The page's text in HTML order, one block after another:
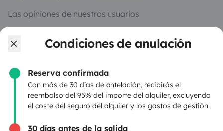
Condiciones de anulación
Reserva confirmada
Con más de 30 días de antelación, recibirás el
reembolso del 95% del importe del alquiler, excluyendo
el coste del seguro del alquiler y los gastos de gestión.
30 días antes de la salida
Las opiniones de nuestros usuarios
PROPIETARIOS
Anunciar un vehículo